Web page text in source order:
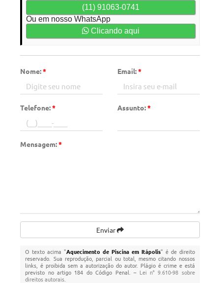
(11) 91063-0741
Ou em nosso WhatsApp
Clicando aqui
Nome:* Email:*
Telefone:* Assunto:*
Mensagem:*
Enviar
O texto acima "Aquecimento de Piscina em Itápolis" é de direito
reservado. Sua reprodução, parcial ou total, mesmo citando nossos
links, é proibida sem a autorização do autor. Plágio é crime e está
previsto no artigo 184 do Código Penal. – Lei n° 9.610-98 sobre
direitos autorais